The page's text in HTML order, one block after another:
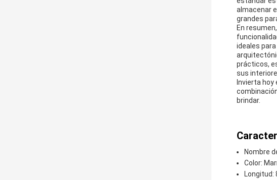
almacenar
grandes
En
ideales
prácticos,
sus
Invierta hoy
brindar.
Nombre
Color:
Longitud: